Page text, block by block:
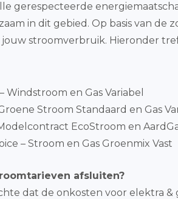
gerespecteerde
in dit gebied. Op basis van
stroomverbruik. Hieronder
Windstroom en Gas Variabel
Stroom Standaard en Gas
EcoStroom en
– Stroom en Gas Groenmix Vast
afsluiten?
dat de onkosten voor elektra